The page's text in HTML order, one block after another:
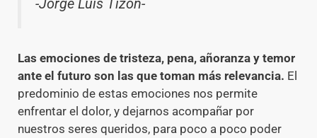
Las emociones de tristeza, pena, añoranza y temor
ante el futuro son las que toman más relevancia. El
predominio de estas emociones nos permite
enfrentar el dolor, y dejarnos acompañar por
nuestros seres queridos, para poco a poco poder